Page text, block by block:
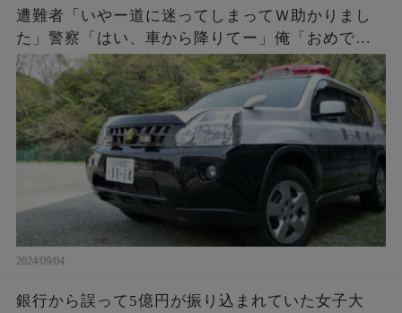
遭難者「いやー道に迷ってしまってＷ助かりまし
た」警察「はい、車から降りてー」俺「おめでと
う。これであんたらも前科一犯だな。罰金50万払
ってね」遭難者「えっ！」
2024/09/04
銀行から誤って5億円が振り込まれていた女子大